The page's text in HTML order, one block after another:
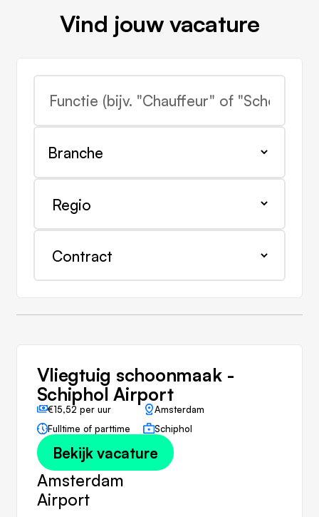
Vind jouw vacature
Vliegtuig schoonmaak -
Schiphol Airport
€15,52 per uur
Amsterdam
Fulltime of parttime
Schiphol
Bekijk vacature
Amsterdam
Airport